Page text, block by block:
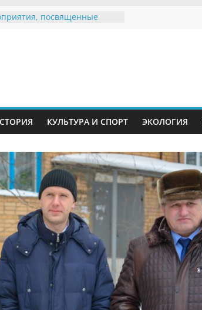
посвященные
в сети Интернет
приняли участие в
«Сохраним
Воронинского
родились крапчатые
КУЛЬТУРА И СПОРТ ЭКОЛОГИЯ